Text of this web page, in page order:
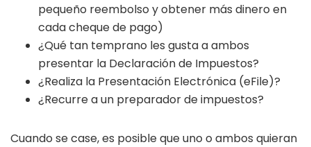
pequeño reembolso y obtener más dinero en
cada cheque de pago)
¿Qué tan temprano les gusta a ambos
presentar la Declaración de Impuestos?
¿Realiza la Presentación Electrónica (eFile)?
¿Recurre a un preparador de impuestos?
Cuando se case, es posible que uno o ambos quieran